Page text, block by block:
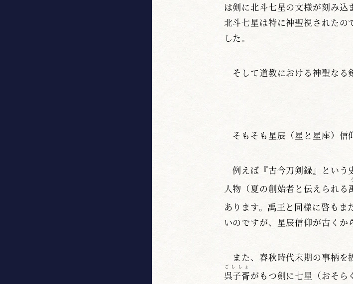
は剣に北斗七星の文様が刻み
北斗七星は特に神聖視されたの
した。
そして道教における神聖なる
そもそも星辰（星と星座）信
例えば『古今刀剣録』という
人物（夏の創始者と伝えられる
あります。禹王と同様に啓も
いのですが、星辰信仰が古くか
また、春秋時代末期の事柄を
呉子胥
ごししょ
がもつ剣に七星（おそら